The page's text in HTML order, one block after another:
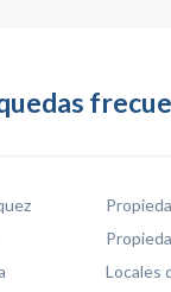
Locales